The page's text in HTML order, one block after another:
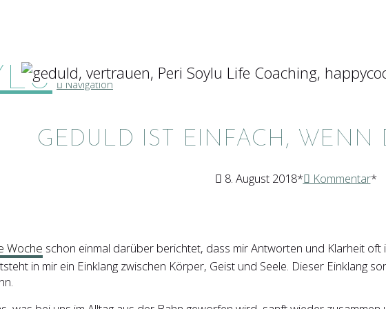
Navigation
GEDULD IST EINFACH, WENN
8. August 2018 Kommentar
Woche schon einmal darüber berichtet, dass mir Antworten und Klarheit
in mir ein Einklang zwischen Körper, Geist und Seele. Dieser Einklang